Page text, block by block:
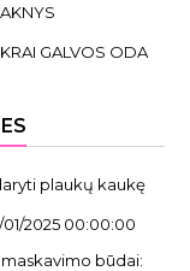
GALVOS ODA
plaukų kaukę
2025 00:00:00
būdai: